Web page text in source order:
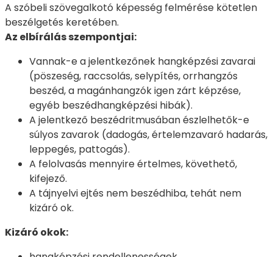
A szóbeli szövegalkotó képesség felmérése kötetlen
beszélgetés keretében.
Az elbírálás szempontjai:
Vannak-e a jelentkezőnek hangképzési zavarai
(pöszeség, raccsolás, selypítés, orrhangzós
beszéd, a magánhangzók igen zárt képzése,
egyéb beszédhangképzési hibák).
A jelentkező beszédritmusában észlelhetők-e
súlyos zavarok (dadogás, értelemzavaró hadarás,
leppegés, pattogás).
A felolvasás mennyire értelmes, követhető,
kifejező.
A tájnyelvi ejtés nem beszédhiba, tehát nem
kizáró ok.
Kizáró okok: